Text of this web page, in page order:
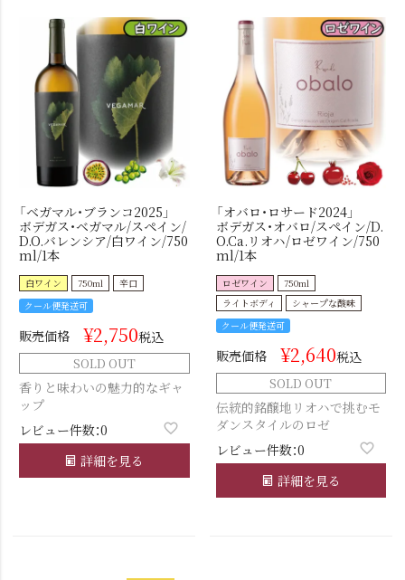
「ベガマル・ブランコ2025」
ボデガス・ベガマル/スペイン/
D.O.バレンシア/白ワイン/750
ml/1本
白ワイン 750ml
辛口
クール便発送可
販売価格 ¥2,750税込
SOLD OUT
香りと味わいの魅力的なギャ
ップ
レビュー件数：0
詳細を見る
「オバロ・ロサード2024」
ボデガス・オバロ/スペイン/D.
O.Ca.リオハ/ロゼワイン/750
ml/1本
ロゼワイン
750ml
ライトボディ
シャープな酸味
クール便発送可
販売価格 ¥2,640税込
SOLD OUT
伝統的銘醸地リオハで挑むモ
ダンスタイルのロゼ
レビュー件数：0
詳細を見る